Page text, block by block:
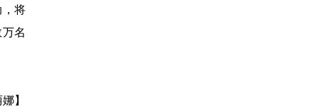
，将
名
】